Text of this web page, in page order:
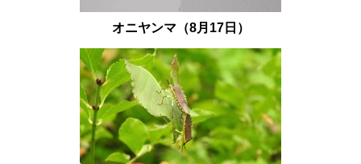
オニヤンマ（8月17日）